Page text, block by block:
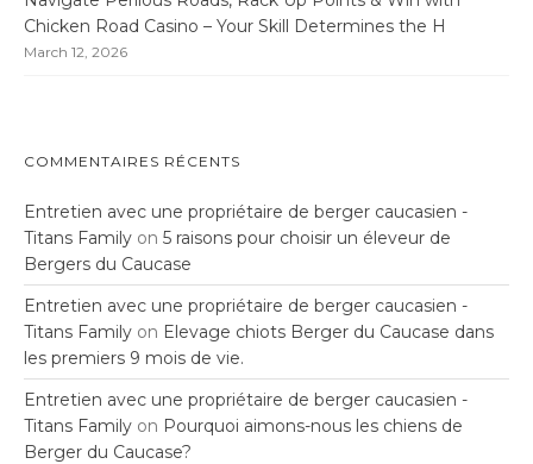
Chicken Road Casino – Your Skill Determines the H
March 12, 2026
COMMENTAIRES RÉCENTS
Entretien avec une propriétaire de berger caucasien -
Titans Family on 5 raisons pour choisir un éleveur de
Bergers du Caucase
Entretien avec une propriétaire de berger caucasien -
Titans Family on Elevage chiots Berger du Caucase dans
les premiers 9 mois de vie.
Entretien avec une propriétaire de berger caucasien -
Titans Family on Pourquoi aimons-nous les chiens de
Berger du Caucase?